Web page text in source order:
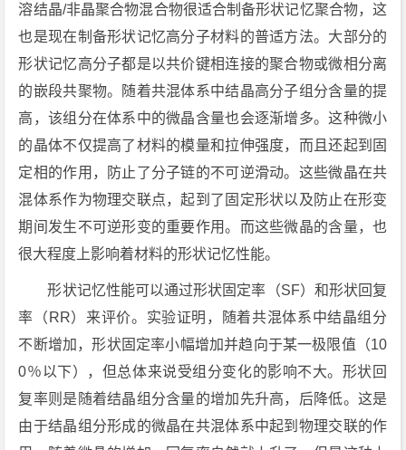
溶结晶/非晶聚合物混合物很适合制备形状记忆聚合物，这
也是现在制备形状记忆高分子材料的普适方法。大部分的
形状记忆高分子都是以共价键相连接的聚合物或微相分离
的嵌段共聚物。随着共混体系中结晶高分子组分含量的提
高，该组分在体系中的微晶含量也会逐渐增多。这种微小
的晶体不仅提高了材料的模量和拉伸强度，而且还起到固
定相的作用，防止了分子链的不可逆滑动。这些微晶在共
混体系作为物理交联点，起到了固定形状以及防止在形变
期间发生不可逆形变的重要作用。而这些微晶的含量，也
很大程度上影响着材料的形状记忆性能。
形状记忆性能可以通过形状固定率（SF）和形状回复
率（RR）来评价。实验证明，随着共混体系中结晶组分
不断增加，形状固定率小幅增加并趋向于某一极限值（10
0％以下），但总体来说受组分变化的影响不大。形状回
复率则是随着结晶组分含量的增加先升高，后降低。这是
由于结晶组分形成的微晶在共混体系中起到物理交联的作